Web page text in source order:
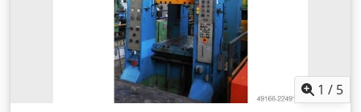
1 / 5